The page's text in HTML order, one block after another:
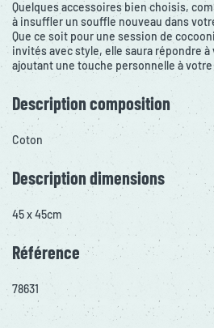
Quelques accessoires bien choisis,
à insuffler un souffle nouveau dans
Que ce soit pour une session de
invités avec style, elle saura répondre
ajoutant une touche personnelle à votre
Description composition
Coton
Description dimensions
45 x 45cm
Référence
78631